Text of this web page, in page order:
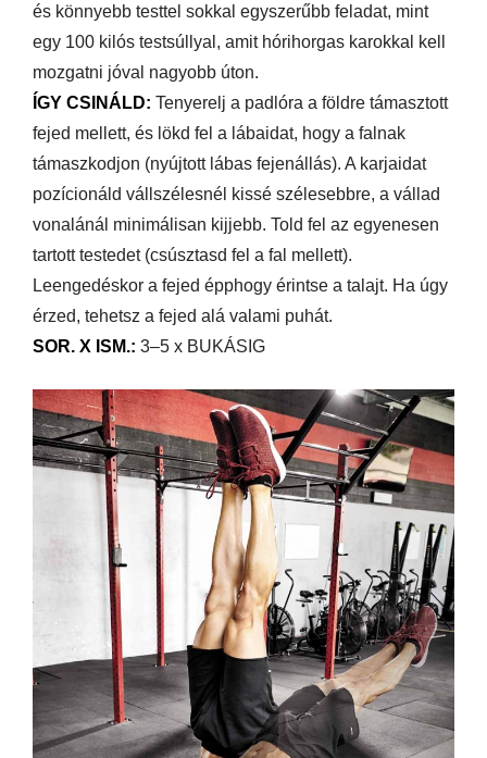
és könnyebb testtel sokkal egyszerűbb feladat, mint
egy 100 kilós testsúllyal, amit hórihorgas karokkal kell
mozgatni jóval nagyobb úton.
ÍGY CSINÁLD: Tenyerelj a padlóra a földre támasztott
fejed mellett, és lökd fel a lábaidat, hogy a falnak
támaszkodjon (nyújtott lábas fejenállás). A karjaidat
pozícionáld vállszélesnél kissé szélesebbre, a vállad
vonalánál minimálisan kijjebb. Told fel az egyenesen
tartott testedet (csúsztasd fel a fal mellett).
Leengedéskor a fejed épphogy érintse a talajt. Ha úgy
érzed, tehetsz a fejed alá valami puhát.
SOR. X ISM.: 3–5 x BUKÁSIG